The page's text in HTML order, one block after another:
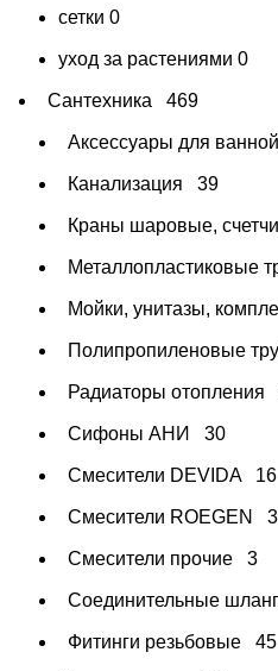
сетки 0
уход за растениями 0
Сантехника 469
Аксессуары для
Канализация 39
Краны шаровые,
Металлопластиковые
Мойки, унитазы,
Полипропиленовые
Радиаторы отопления
Сифоны АНИ 30
Смесители DEVIDA 16
Смесители ROEGEN
Смесители прочие 3
Соединительные
Фитинги резьбовые 45